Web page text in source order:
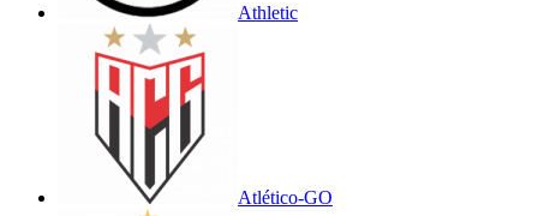
Athletic
Atlético-GO